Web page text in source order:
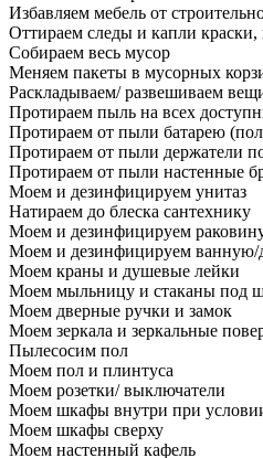
Избавляем мебель от
Оттираем следы и капли краски,
Собираем весь мусор
Меняем пакеты в мусорных
Раскладываем/ развешиваем
Протираем пыль на всех
Протираем от пыли батарею
Протираем от пыли держатели
Протираем от пыли настенные
Моем и дезинфицируем унитаз
Натираем до блеска сантехнику
Моем и дезинфицируем
Моем и дезинфицируем ванную/
Моем краны и душевые лейки
Моем мыльницу и стаканы под
Моем дверные ручки и замок
Моем зеркала и зеркальные
Пылесосим пол
Моем пол и плинтуса
Моем розетки/ выключатели
Моем шкафы внутри при
Моем шкафы сверху
Моем настенный кафель